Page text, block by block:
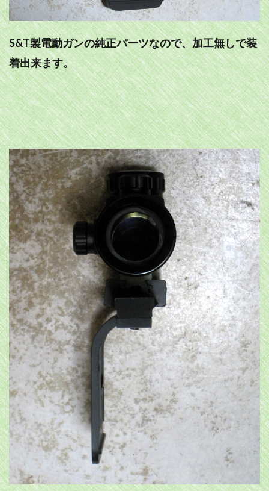
S&T製電動ガンの純正パーツなので、加工無しで装
着出来ます。